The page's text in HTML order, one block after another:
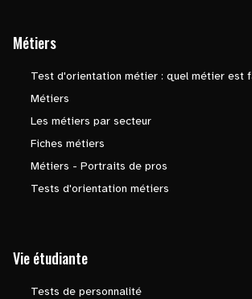
Métiers
Test d'orientation métier : quel métier est
Métiers
Les métiers par secteur
Fiches métiers
Métiers - Portraits de pros
Tests d'orientation métiers
Vie étudiante
Tests de personnalité